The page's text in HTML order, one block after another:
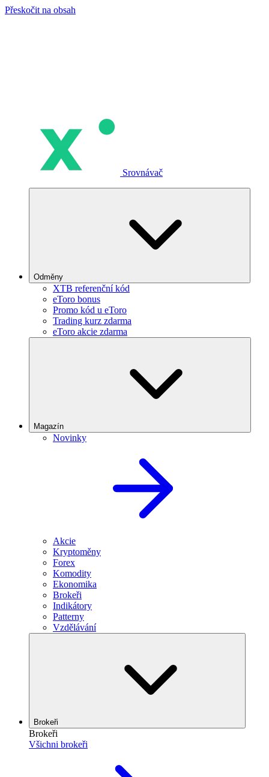
Přeskočit na obsah
Srovnávač
Odměny
XTB referenční kód
eToro bonus
Promo kód u eToro
Trading kurz zdarma
eToro akcie zdarma
Magazín
Novinky
Akcie
Kryptoměny
Forex
Komodity
Ekonomika
Brokeři
Indikátory
Patterny
Vzdělávání
Brokeři
Brokeři
Všichni brokeři